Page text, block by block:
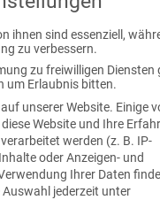
transparent
sinkt.
Vertrieb
können künftig
belegen
ihnen sind essenziell,
zu verbessern.
zu freiwilligen Diensten
um Erlaubnis bitten.
unserer Website. Einige
Website und Ihre
werden (z. B. IP-
oder Anzeigen- und
Ihrer Daten
Auswahl jederzeit unter